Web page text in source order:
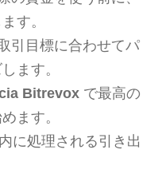
す。
引目標に合わせてパ
ます。
Bitrevoxで最高の
ます。
に処理される引き出